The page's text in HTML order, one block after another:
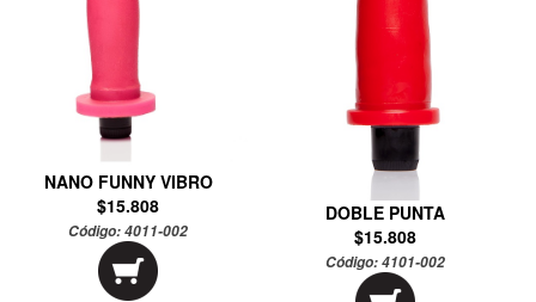
NANO FUNNY VIBRO
$15.808
Código:4011-002
DOBLE PUNTA
$15.808
Código:4101-002